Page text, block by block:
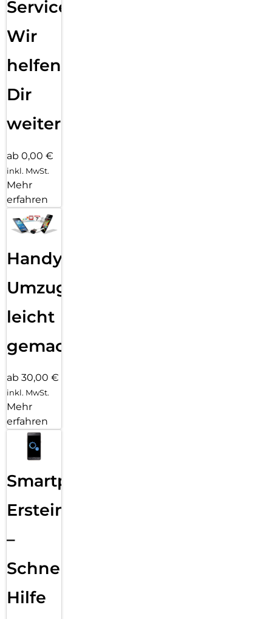
Service:
Wir
helfen
Dir
weiter
ab 0,00 €
inkl. MwSt.
Mehr
erfahren
Handy
Umzug
leicht
gemacht!
ab 30,00 €
inkl. MwSt.
Mehr
erfahren
Smartphone
Ersteinrichtung
–
Schnelle
Hilfe